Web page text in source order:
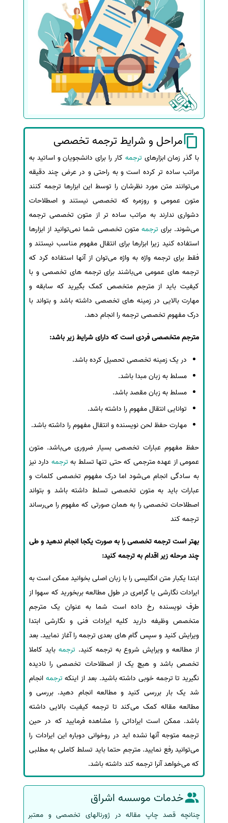
مراحل و شرایط ترجمه تخصصی
با گذر زمان ابزارهای ترجمه کار را برای دانشجویان و اساتید به
مراتب ساده تر کرده است و به راحتی و در عرض چند دقیقه
می‌توانند متن مورد نظرشان را توسط این ابزارها ترجمه کنند
متون عمومی و روزمره که تخصصی نیستند و اصطلاحات
دشواری ندارند به مراتب ساده تر از متون تخصصی ترجمه
می‌شوند. برای ترجمهمتون تخصصی شما نمی‌توانید از ابزارها
استفاده کنید زیرا ابزارها برای انتقال مفهوم مناسب نیستند و
فقط برای ترجمه واژه به واژه می‌توان از آنها استفاده کرد که
ترجمه های عمومی می‌باشند برای ترجمه های تخصصی و با
کیفیت باید از مترجم متخصص کمک بگیرید که سابقه و
مهارت بالایی در زمینه های تخصصی داشته باشد و بتواند با
درک مفهوم تخصصی ترجمه را انجام دهد.
مترجم متخصصی فردی است که دارای شرایط زیر باشد:
در یک زمینه تخصصی تحصیل کرده باشد.
مسلط به زبان مبدا باشد.
مسلط به زبان مقصد باشد.
توانایی انتقال مفهوم را داشته باشد.
مهارت حفظ لحن نویسنده و انتقال مفهوم را داشته باشد.
حفظ مفهوم عبارات تخصصی بسیار ضروری می‌باشد. متون
عمومی از عهده مترجمی که حتی تنها تسلط به ترجمه دارد نیز
به سادگی انجام می‌شود اما درک مفهوم تخصصی کلمات و
عبارات باید به متون تخصصی تسلط داشته باشد و بتواند
اصطلاحات تخصصی را به همان صورتی که مفهوم را می‌رساند
ترجمه کند
بهتر است ترجمه تخصصی را به صورت یکجا انجام ندهید و طی
چند مرحله زیر اقدام به ترجمه کنید:
ابتدا یکبار متن انگلیسی را با زبان اصلی بخوانید ممکن است به
ایرادات نگارشی یا گرامری در طول مطالعه بربخورید که سهوا از
طرف نویسنده رخ داده است شما به عنوان یک مترجم
متخصص وظیفه دارید کلیه ایرادات فنی و نگارشی ابتدا
ویرایش کنید و سپس گام های بعدی ترجمه را آغاز نمایید. بعد
از مطالعه و ویرایش شروع به ترجمه کنید. ترجمهباید کاملا
تخصص باشد و هیچ یک از اصطلاحات تخصصی را نادیده
نگیرید تا ترجمه خوبی داشته باشید. بعد از اینکه ترجمه انجام
شد یک بار بررسی کنید و مطالعه انجام دهید. بررسی و
مطالعه مقاله کمک می‌کند تا ترجمه کیفیت بالایی داشته
باشد. ممکن است ایراداتی را مشاهده فرمایید که در حین
ترجمه متوجه آنها نشده اید در روخوانی دوباره این ایرادات را
می‌توانید رفع نمایید. مترجم حتما باید تسلط کاملی به مطلبی
که می‌خواهد آنرا ترجمه کند داشته باشد.
خدمات موسسه اشراق
چنانچه قصد چاپ مقاله در ژورنالهای تخصصی و معتبر